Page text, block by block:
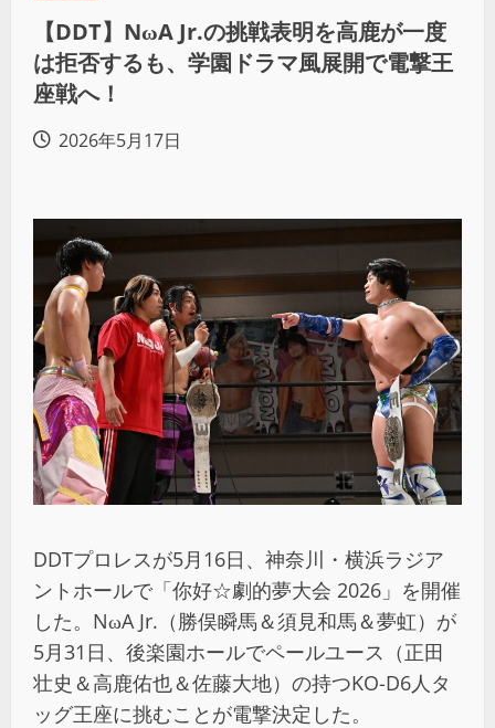
【DDT】NωA Jr.の挑戦表明を高鹿が一度
は拒否するも、学園ドラマ風展開で電撃王
座戦へ！
2026年5月17日
DDTプロレスが5月16日、神奈川・横浜ラジア
ントホールで「你好☆劇的夢大会 2026」を開催
した。NωA Jr.（勝俣瞬馬＆須見和馬＆夢虹）が
5月31日、後楽園ホールでペールユース（正田
壮史＆高鹿佑也＆佐藤大地）の持つKO-D6人タ
ッグ王座に挑むことが電撃決定した。